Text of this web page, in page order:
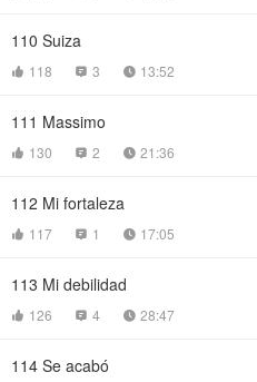
110 Suiza
 118  3  13:52
111 Massimo
 130  2  21:36
112 Mi fortaleza
 117  1  17:05
113 Mi debilidad
 126  4  28:47
114 Se acabó